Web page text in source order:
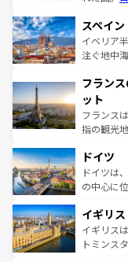
ろん、ト
景など、
ピザやパ
ませてく
なお、新
しい。
スペイン
イベリア
注ぐ地中
文化が根
れる闘牛
る。首都
アートに
せる。地
ンテンツ
フラン
ット
フランス
指の観光
で、幅広
聖堂、美
から魅了
いる。シ
香り高い
らに、パ
ドイツ
ドイツは
の中心に
顔を持つ
ルリンの
してライ
イギリス
イギリス
トミンス